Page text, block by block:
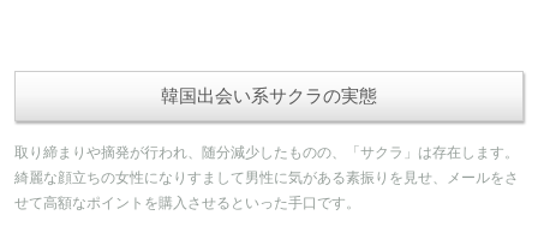
韓国出会い系サクラの実態
取り締まりや摘発が行われ、随分減少したものの、「サクラ」は存在します。
綺麗な顔立ちの女性になりすまして男性に気がある素振りを見せ、メールをさ
せて高額なポイントを購入させるといった手口です。